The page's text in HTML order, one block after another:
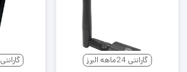
گارانتی 24ماهه البرز گارانتی 36ماهه متم اف